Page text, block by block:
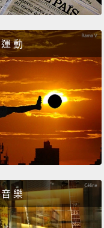
In the star glow
在星光中
We'll shine with a
Wait, something
等等，我體內好像
Your core! It's
Iron fusion
collapse your core!
運 動
音 樂